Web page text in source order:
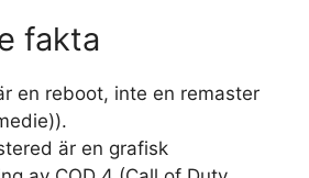
fakta
en reboot, inte en remaster
är en grafisk